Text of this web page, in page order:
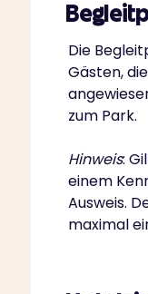
Die
Gästen,
zum Park.
Hinweis:
einem
Ausweis.
maximal